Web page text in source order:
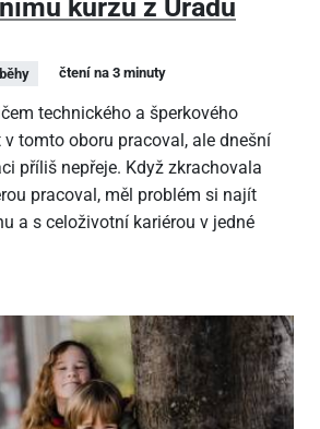
kurzu z Úřadu
čtení na 3 minuty
technického a šperkového
v tomto oboru pracoval, ale dnešní
příliš nepřeje. Když zkrachovala
pracoval, měl problém si najít
a s celoživotní kariérou v jedné